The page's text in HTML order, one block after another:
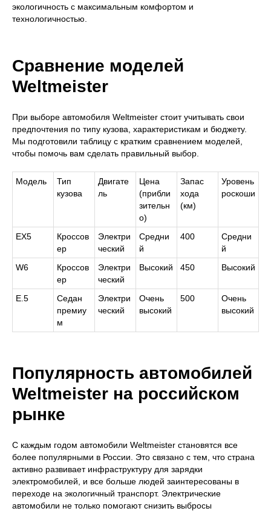
экологичность с максимальным комфортом и
технологичностью.
Сравнение моделей
Weltmeister
При выборе автомобиля Weltmeister стоит учитывать свои
предпочтения по типу кузова, характеристикам и бюджету.
Мы подготовили таблицу с кратким сравнением моделей,
чтобы помочь вам сделать правильный выбор.
Модель
Тип
кузова
Двигате
ль
Цена
(прибли
зительн
о)
Запас
хода
(км)
Уровень
роскоши
EX5
Кроссов
ер
Электри
ческий
Средни
й
400
Средни
й
W6
Кроссов
ер
Электри
ческий
Высокий 450 Высокий
E.5
Седан
премиу
м
Электри
ческий
Очень
высокий
500
Очень
высокий
Популярность автомобилей
Weltmeister на российском
рынке
С каждым годом автомобили Weltmeister становятся все
более популярными в России. Это связано с тем, что страна
активно развивает инфраструктуру для зарядки
электромобилей, и все больше людей заинтересованы в
переходе на экологичный транспорт. Электрические
автомобили не только помогают снизить выбросы